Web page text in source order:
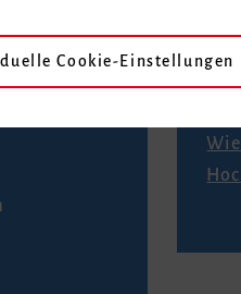
Cookie-Einstellungen